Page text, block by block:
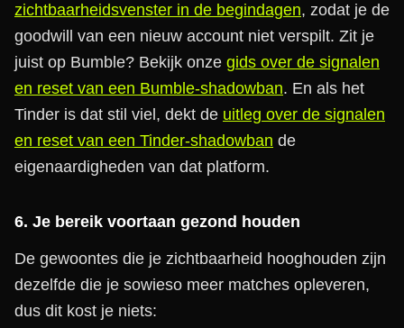
zichtbaarheidsvenster in de begindagen, zodat je de
goodwill van een nieuw account niet verspilt. Zit je
juist op Bumble? Bekijk onze gids over de signalen
en reset van een Bumble-shadowban. En als het
Tinder is dat stil viel, dekt de uitleg over de signalen
en reset van een Tinder-shadowban de
eigenaardigheden van dat platform.
6. Je bereik voortaan gezond houden
De gewoontes die je zichtbaarheid hooghouden zijn
dezelfde die je sowieso meer matches opleveren,
dus dit kost je niets: